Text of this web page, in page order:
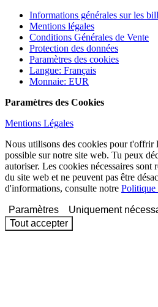
Informations générales sur les
Mentions légales
Conditions Générales de Vente
Protection des données
Paramètres des cookies
Langue: Français
Monnaie: EUR
Paramètres des Cookies
Mentions Légales
Nous utilisons des cookies pour t'offrir
possible sur notre site web. Tu peux
autoriser. Les cookies nécessaires
du site web et ne peuvent pas être
d'informations, consulte notre Politique
Paramètres
Uniquement
Tout accepter